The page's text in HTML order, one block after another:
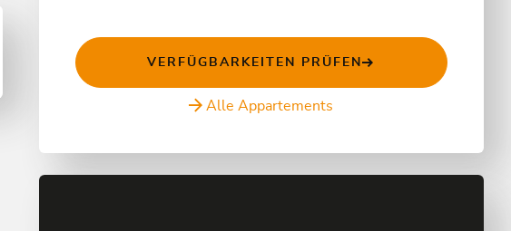
VERFÜGBARKEITEN PRÜFEN
Alle Appartements